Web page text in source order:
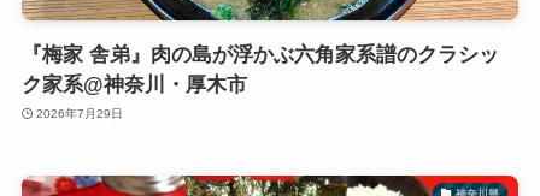
『梅家 舎弟』肉の島が浮かぶ六角家系譜のクラシッ
ク家系@神奈川・厚木市
2026年7月29日
神奈川県